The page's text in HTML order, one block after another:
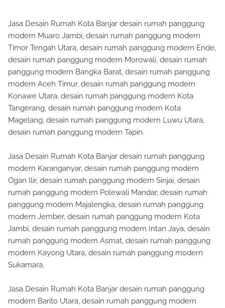
Jasa Desain Rumah Kota Banjar desain rumah panggung
modern Muaro Jambi, desain rumah panggung modern
Timor Tengah Utara, desain rumah panggung modern Ende,
desain rumah panggung modern Morowali, desain rumah
panggung modern Bangka Barat, desain rumah panggung
modern Aceh Timur, desain rumah panggung modern
Konawe Utara, desain rumah panggung modern Kota
Tangerang, desain rumah panggung modern Kota
Magelang, desain rumah panggung modern Luwu Utara,
desain rumah panggung modern Tapin.
Jasa Desain Rumah Kota Banjar desain rumah panggung
modern Karanganyar, desain rumah panggung modern
Ogan Ilir, desain rumah panggung modern Sinjai, desain
rumah panggung modern Polewali Mandar, desain rumah
panggung modern Majalengka, desain rumah panggung
modern Jember, desain rumah panggung modern Kota
Jambi, desain rumah panggung modern Intan Jaya, desain
rumah panggung modern Asmat, desain rumah panggung
modern Kayong Utara, desain rumah panggung modern
Sukamara.
Jasa Desain Rumah Kota Banjar desain rumah panggung
modern Barito Utara, desain rumah panggung modern